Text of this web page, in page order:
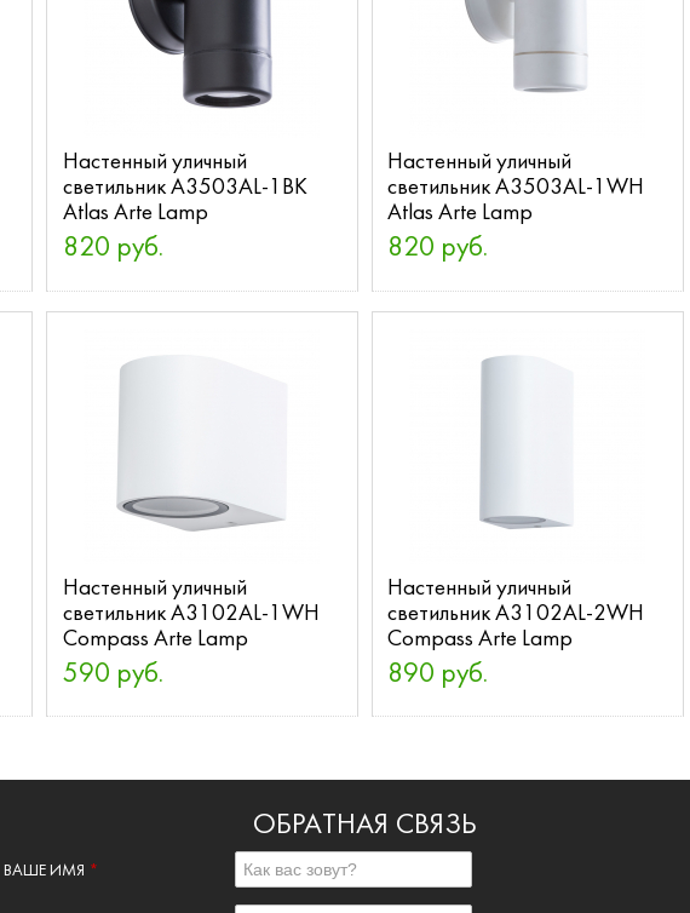
Настенный уличный
светильник A3503AL-1BK
Atlas Arte Lamp
820 руб.
Настенный уличный
светильник A3503AL-1WH
Atlas Arte Lamp
820 руб.
Настенный уличный
светильник A3102AL-1WH
Compass Arte Lamp
590 руб.
Настенный уличный
светильник A3102AL-2WH
Compass Arte Lamp
890 руб.
ОБРАТНАЯ СВЯЗЬ
ВАШЕ ИМЯ *